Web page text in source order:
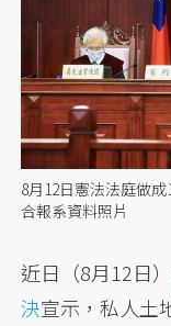
8月12日憲法法庭做
合報系資料照片
近日（8月12日）
決宣示，私人土